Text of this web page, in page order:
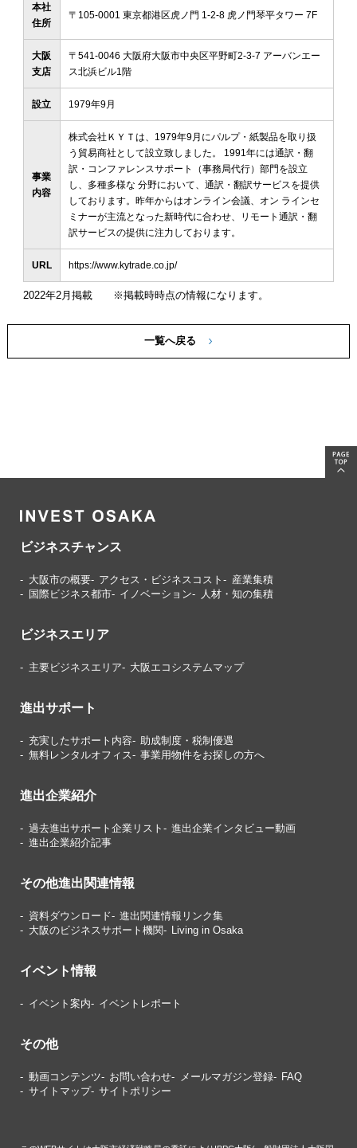
本社
住所
〒105-0001 東京都港区⻁ノ⾨ 1-2-8 ⻁ノ⾨琴平タワー 7F
大阪
支店
〒541-0046 ⼤阪府⼤阪市中央区平野町2-3-7 アーバンエー
ス北浜ビル1階
設立 1979年9⽉
事業
内容
株式会社ＫＹＴは、1979年9⽉にパルプ・紙製品を取り扱
う貿易商社として設⽴致しました。 1991年には通訳・翻
訳・コンファレンスサポート（事務局代⾏）部⾨を設⽴
し、多種多様な 分野において、通訳・翻訳サービスを提供
しております。昨年からはオンライン会議、オン ラインセ
ミナーが主流となった新時代に合わせ、リモート通訳・翻
訳サービスの提供に注⼒しております。
URL https://www.kytrade.co.jp/
2022年2月掲載 ※掲載時時点の情報になります。
一覧へ戻る
ビジネスチャンス
大阪市の概要 アクセス・ビジネスコスト
産業集積
国際ビジネス都市
イノベーション 人材・知の集積
ビジネスエリア
主要ビジネスエリア 大阪エコシステムマップ
進出サポート
充実したサポート内容
助成制度・税制優遇
無料レンタルオフィス
事業用物件をお探しの方へ
進出企業紹介
過去進出サポート企業リスト
進出企業インタビュー動画
進出企業紹介記事
その他進出関連情報
資料ダウンロード
進出関連情報リンク集
大阪のビジネスサポート機関
Living in Osaka
イベント情報
イベント案内 イベントレポート
その他
動画コンテンツ お問い合わせ メールマガジン登録
FAQ
サイトマップ
サイトポリシー